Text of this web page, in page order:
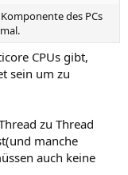
des PCs
CPUs gibt,
sein um zu
zu Thread
manche
auch keine